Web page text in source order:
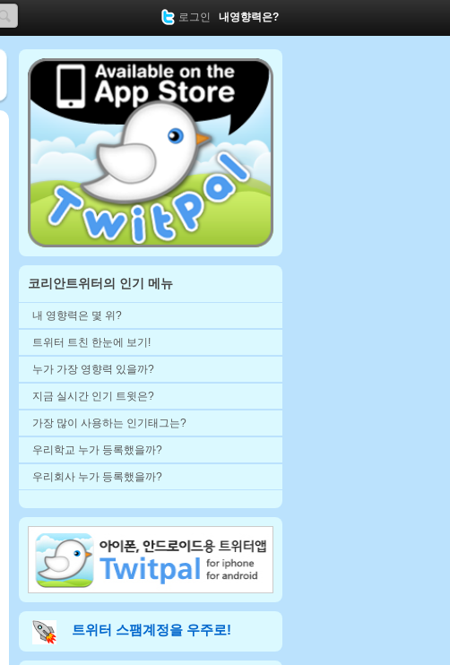
내영향력은?
로그인
코리안트위터의 인기 메뉴
내 영향력은 몇 위?
트위터 트친 한눈에 보기!
누가 가장 영향력 있을까?
지금 실시간 인기 트윗은?
가장 많이 사용하는 인기태그는?
우리학교 누가 등록했을까?
우리회사 누가 등록했을까?
트위터 스팸계정을 우주로!